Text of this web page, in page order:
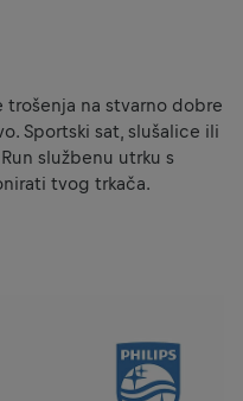
trošenja na stvarno dobre
Sportski sat, slušalice ili
službenu utrku s
tvog trkača.